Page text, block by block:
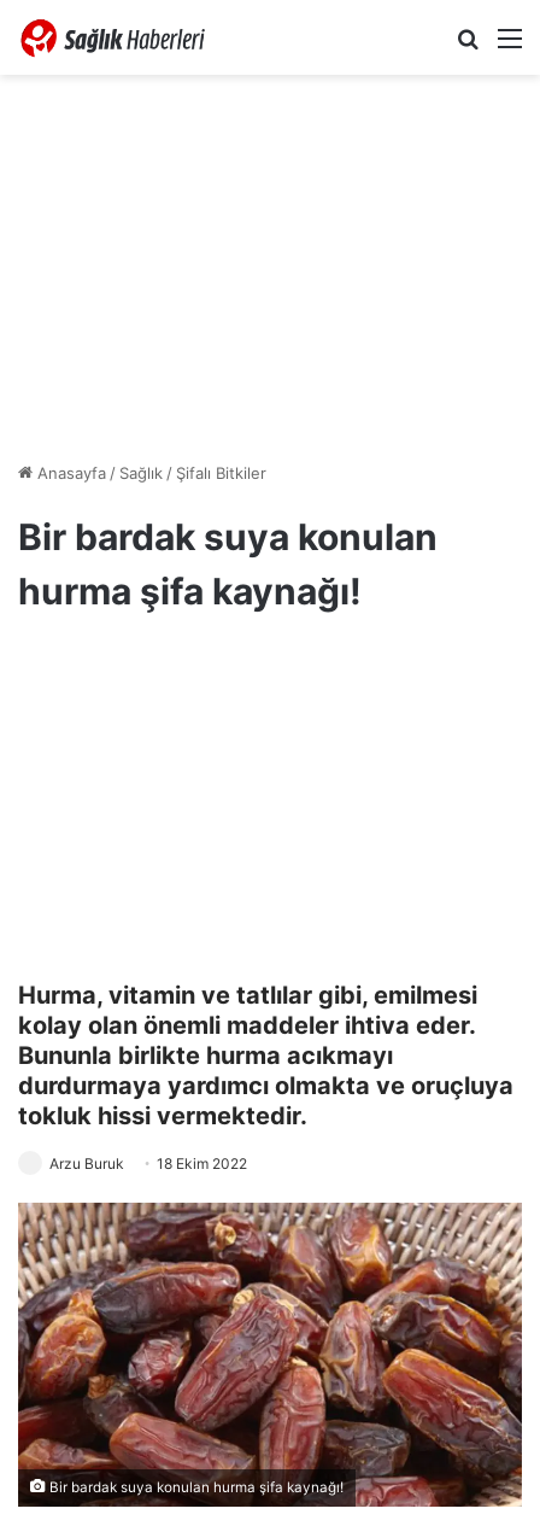
Anasayfa/ Sağlık/ Şifalı Bitkiler
Bir bardak suya konulan
hurma şifa kaynağı!
Hurma, vitamin ve tatlılar gibi, emilmesi
kolay olan önemli maddeler ihtiva eder.
Bununla birlikte hurma acıkmayı
durdurmaya yardımcı olmakta ve oruçluya
tokluk hissi vermektedir.
Arzu Buruk 18 Ekim 2022
Bir bardak suya konulan hurma şifa kaynağı!